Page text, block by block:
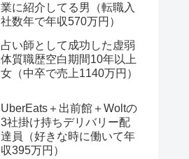
業に紹介してる男（転職入
社数年で年収570万円）
占い師として成功した虚弱
体質職歴空白期間10年以上
女（中卒で売上1140万円）
UberEats＋出前館＋Woltの
3社掛け持ちデリバリー配
達員（好きな時に働いて年
収395万円）